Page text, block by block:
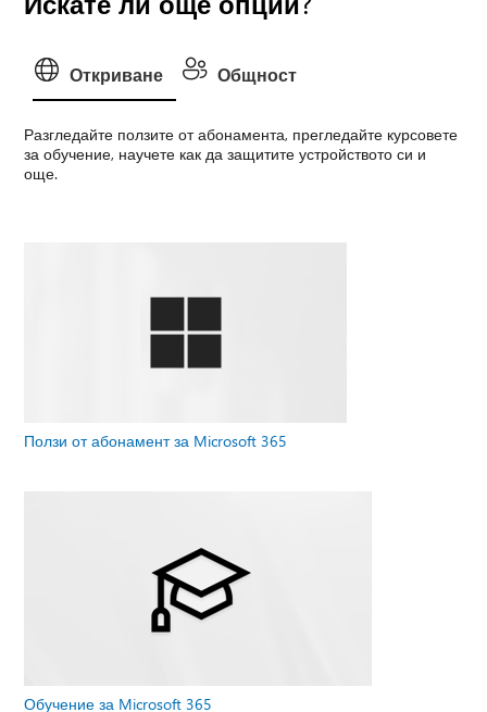
Откриване Общност
Разгледайте ползите от абонамента, прегледайте курсовете
за обучение, научете как да защитите устройството си и
още.
Ползи от абонамент за Microsoft 365
Обучение за Microsoft 365